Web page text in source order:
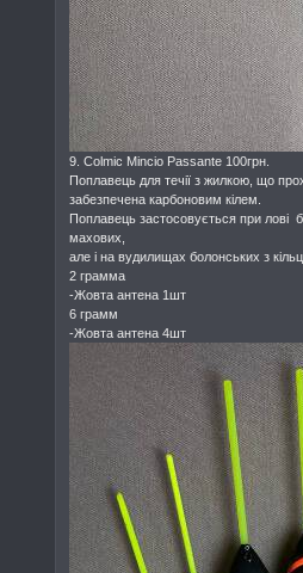
9. Colmic Mincio Passante 100грн.
Поплавець для течії з жилкою, що
забезпечена карбоновим кілем.
Поплавець застосовується при лові
махових,
але і на вудилищах болонських з
2 грамма
-Жовта антена 1шт
6 грамм
-Жовта антена 4шт